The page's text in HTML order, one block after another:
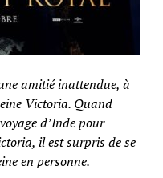
amitié inattendue, à
Victoria. Quand
d’Inde pour
il est surpris de se
en personne.